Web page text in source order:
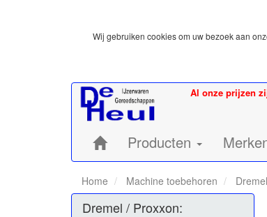
Wij gebruiken cookies om uw bezoek aan
Al onze prijzen
Home:Producten
Home Machine toebehoren
Dremel / Proxxon: